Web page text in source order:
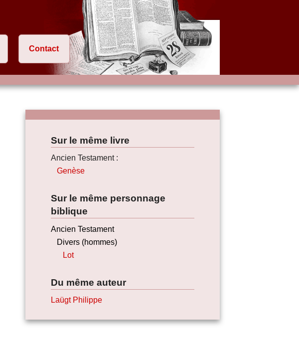
Contact
Sur le même livre
Ancien Testament :
Genèse
Sur le même personnage
biblique
Ancien Testament
Divers (hommes)
Lot
Du même auteur
Laügt Philippe